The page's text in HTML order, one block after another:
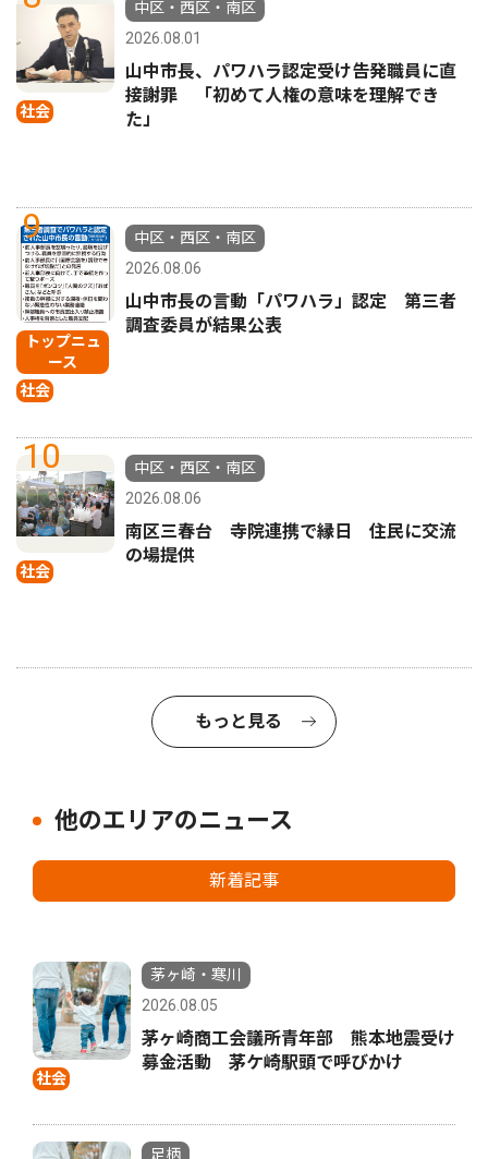
社会
中区・西区・南区
2026.08.01
山中市長、パワハラ認定受け告発職員に直
接謝罪 「初めて人権の意味を理解でき
た」
9
トップニュ
ース
社会
中区・西区・南区
2026.08.06
山中市長の言動「パワハラ」認定 第三者
調査委員が結果公表
10
社会
中区・西区・南区
2026.08.06
南区三春台 寺院連携で縁日 住民に交流
の場提供
もっと見る
他のエリアのニュース
新着記事
社会
茅ヶ崎・寒川
2026.08.05
茅ヶ崎商工会議所青年部 熊本地震受け
募金活動 茅ケ崎駅頭で呼びかけ
足柄